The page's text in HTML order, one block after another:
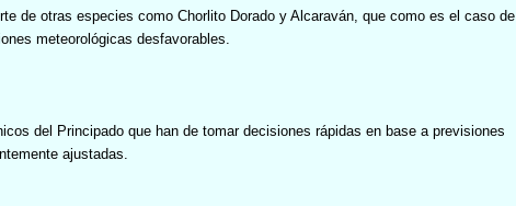
de otras especies como Chorlito Dorado y Alcaraván, que como es el caso de
meteorológicas desfavorables.
del Principado que han de tomar decisiones rápidas en base a previsiones
ajustadas.